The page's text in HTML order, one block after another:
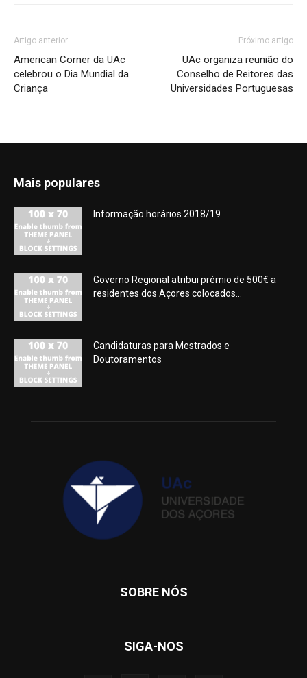
Artigo anterior
American Corner da UAc
celebrou o Dia Mundial da
Criança
Próximo artigo
UAc organiza reunião do
Conselho de Reitores das
Universidades Portuguesas
Mais populares
Informação horários 2018/19
Governo Regional atribui prémio de 500€ a
residentes dos Açores colocados...
Candidaturas para Mestrados e
Doutoramentos
SOBRE NÓS
SIGA-NOS